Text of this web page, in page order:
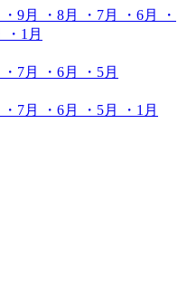
・9月 ・8月 ・7月 ・6月
・
・1月
・7月 ・6月
・5月
・7月 ・6月 ・5月
・1月